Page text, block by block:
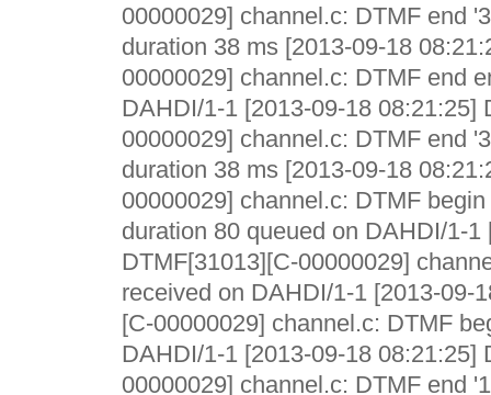
00000029] channel.c: DTMF end
duration 38 ms [2013-09-18
00000029] channel.c: DTMF end
DAHDI/1-1 [2013-09-18 08:21:25]
00000029] channel.c: DTMF end
duration 38 ms [2013-09-18
00000029] channel.c: DTMF
duration 80 queued on DAHDI/1-1
DTMF[31013][C-00000029]
received on DAHDI/1-1 [2013-09-
[C-00000029] channel.c: DTMF
DAHDI/1-1 [2013-09-18 08:21:25]
00000029] channel.c: DTMF end